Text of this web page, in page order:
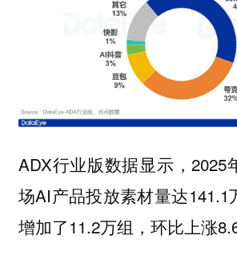
ADX行业版数据显示，2025
场AI产品投放素材量达141.1
增加了11.2万组，环比上涨